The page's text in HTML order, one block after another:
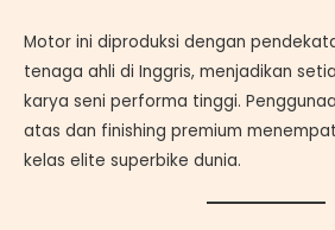
Motor ini diproduksi dengan
tenaga ahli di Inggris, menjadikan
karya seni performa tinggi.
atas dan finishing premium
kelas elite superbike dunia.